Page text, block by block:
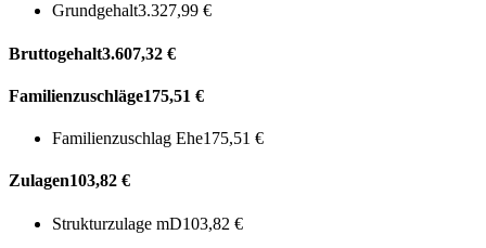
Grundgehalt3.327,99 €
Bruttogehalt3.607,32 €
Familienzuschläge175,51 €
Familienzuschlag Ehe175,51 €
Zulagen103,82 €
Strukturzulage mD103,82 €